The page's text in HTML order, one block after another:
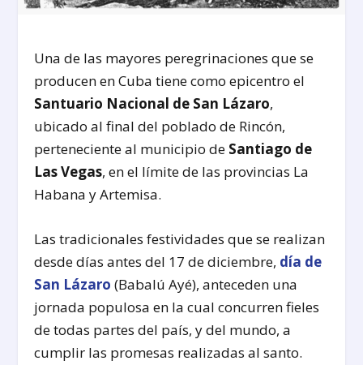
Una de las mayores peregrinaciones que se
producen en Cuba tiene como epicentro el
Santuario Nacional de San Lázaro,
ubicado al final del poblado de Rincón,
perteneciente al municipio de Santiago de
Las Vegas, en el límite de las provincias La
Habana y Artemisa.
Las tradicionales festividades que se realizan
desde días antes del 17 de diciembre, día de
San Lázaro (Babalú Ayé), anteceden una
jornada populosa en la cual concurren fieles
de todas partes del país, y del mundo, a
cumplir las promesas realizadas al santo.